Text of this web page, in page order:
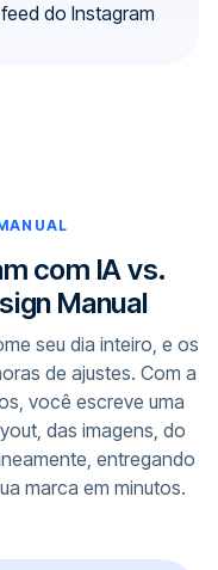
com IA vs.
Manual
seu dia inteiro, e os
de ajustes. Com a
você escreve uma
das imagens, do
entregando
marca em minutos.